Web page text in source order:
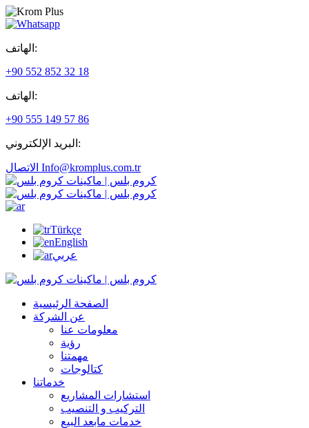
الهاتف:
+90 552 852 32 18
الهاتف:
+90 555 149 57 86
البريد الإلكتروني:
الاتصال Info@kromplus.com.tr
Türkçe
English
عربي
الصفحة الرئيسية
عن الشركة
معلومات عنا
رؤية
مهمتنا
كتالوجات
خدماتنا
استشارات المشاريع
التركيب و التنصيب
خدمات مابعد البيع